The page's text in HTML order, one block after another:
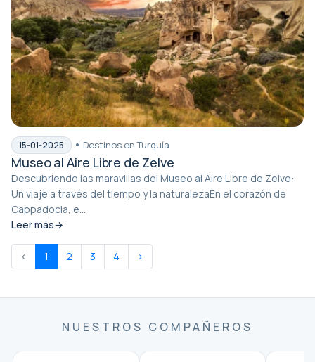
15-01-2025 Destinos en Turquía
Museo al Aire Libre de Zelve
Descubriendo las maravillas del Museo al Aire Libre de Zelve:
Un viaje a través del tiempo y la naturalezaEn el corazón de
Cappadocia, e...
Leer más
‹ 1 2 3 4 ›
NUESTROS COMPAÑEROS